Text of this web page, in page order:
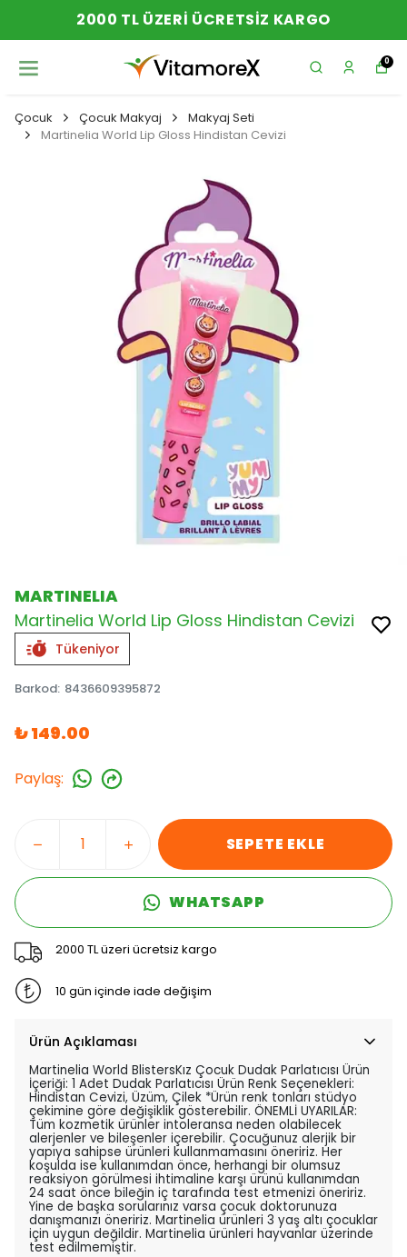
2000 TL ÜZERI ÜCRETSIZ KARGO
0
Çocuk Çocuk Makyaj
Makyaj Seti
Martinelia World Lip Gloss Hindistan Cevizi
MARTINELIA
Martinelia World Lip Gloss Hindistan Cevizi
Tükeniyor
Barkod: 8436609395872
₺ 149.00
Paylaş:
SEPETE EKLE
WHATSAPP
2000 TL üzeri ücretsiz kargo
10 gün içinde iade değişim
Ürün Açıklaması
Martinelia World BlistersKız Çocuk Dudak Parlatıcısı Ürün
İçeriği: 1 Adet Dudak Parlatıcısı Ürün Renk Seçenekleri:
Hindistan Cevizi, Üzüm, Çilek *Ürün renk tonları stüdyo
çekimine göre değişiklik gösterebilir. ÖNEMLİ UYARILAR:
Tüm kozmetik ürünler intoleransa neden olabilecek
alerjenler ve bileşenler içerebilir. Çocuğunuz alerjik bir
yapıya sahipse ürünleri kullanmamasını öneririz. Her
koşulda ise kullanımdan önce, herhangi bir olumsuz
reaksiyon görülmesi ihtimaline karşı ürünü kullanımdan
24 saat önce bileğin iç tarafında test etmenizi öneririz.
Yine de başka sorularınız varsa çocuk doktorunuza
danışmanızı öneririz. Martinelia ürünleri 3 yaş altı çocuklar
için uygun değildir. Martinelia ürünleri hayvanlar üzerinde
test edilmemiştir.